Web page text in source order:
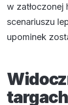
w zatłoczonej
scenariuszu
upominek
targach